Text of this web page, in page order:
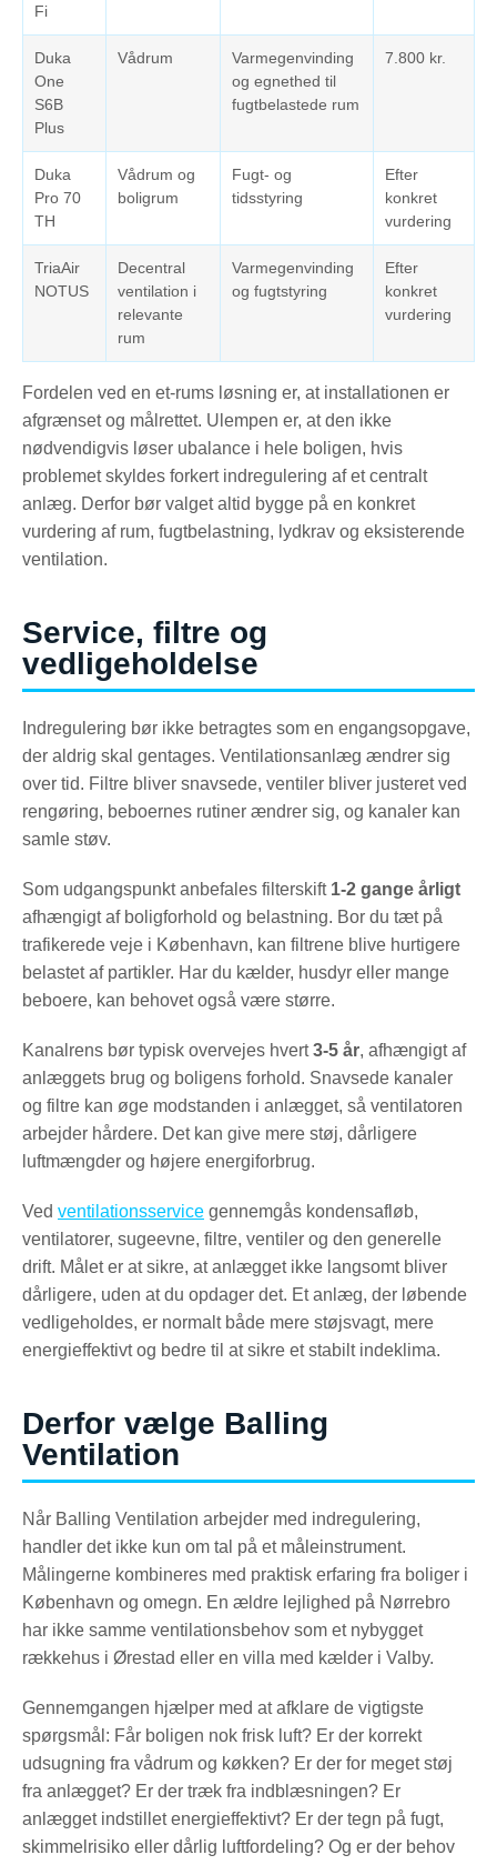
Fi
Duka
One
S6B
Plus
Vådrum
Varmegenvinding
og egnethed til
fugtbelastede rum
7.800 kr.
Duka
Pro 70
TH
Vådrum og
boligrum
Fugt- og
tidsstyring
Efter
konkret
vurdering
TriaAir
NOTUS
Decentral
ventilation i
relevante
rum
Varmegenvinding
og fugtstyring
Efter
konkret
vurdering
Fordelen ved en et-rums løsning er, at installationen er
afgrænset og målrettet. Ulempen er, at den ikke
nødvendigvis løser ubalance i hele boligen, hvis
problemet skyldes forkert indregulering af et centralt
anlæg. Derfor bør valget altid bygge på en konkret
vurdering af rum, fugtbelastning, lydkrav og eksisterende
ventilation.
Service, filtre og
vedligeholdelse
Indregulering bør ikke betragtes som en engangsopgave,
der aldrig skal gentages. Ventilationsanlæg ændrer sig
over tid. Filtre bliver snavsede, ventiler bliver justeret ved
rengøring, beboernes rutiner ændrer sig, og kanaler kan
samle støv.
Som udgangspunkt anbefales filterskift 1-2 gange årligt
afhængigt af boligforhold og belastning. Bor du tæt på
trafikerede veje i København, kan filtrene blive hurtigere
belastet af partikler. Har du kælder, husdyr eller mange
beboere, kan behovet også være større.
Kanalrens bør typisk overvejes hvert3-5 år, afhængigt af
anlæggets brug og boligens forhold. Snavsede kanaler
og filtre kan øge modstanden i anlægget, så ventilatoren
arbejder hårdere. Det kan give mere støj, dårligere
luftmængder og højere energiforbrug.
Ved ventilationsservice gennemgås kondensafløb,
ventilatorer, sugeevne, filtre, ventiler og den generelle
drift. Målet er at sikre, at anlægget ikke langsomt bliver
dårligere, uden at du opdager det. Et anlæg, der løbende
vedligeholdes, er normalt både mere støjsvagt, mere
energieffektivt og bedre til at sikre et stabilt indeklima.
Derfor vælge Balling
Ventilation
Når Balling Ventilation arbejder med indregulering,
handler det ikke kun om tal på et måleinstrument.
Målingerne kombineres med praktisk erfaring fra boliger i
København og omegn. En ældre lejlighed på Nørrebro
har ikke samme ventilationsbehov som et nybygget
rækkehus i Ørestad eller en villa med kælder i Valby.
Gennemgangen hjælper med at afklare de vigtigste
spørgsmål: Får boligen nok frisk luft? Er der korrekt
udsugning fra vådrum og køkken? Er der for meget støj
fra anlægget? Er der træk fra indblæsningen? Er
anlægget indstillet energieffektivt? Er der tegn på fugt,
skimmelrisiko eller dårlig luftfordeling? Og er der behov